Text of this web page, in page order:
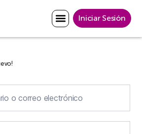
Iniciar Sesión